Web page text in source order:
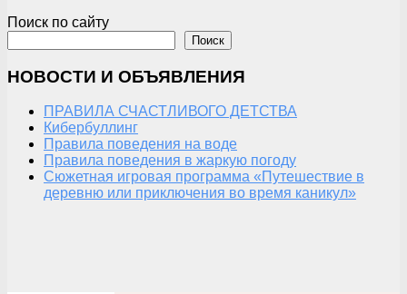
Поиск по сайту
Поиск
НОВОСТИ И ОБЪЯВЛЕНИЯ
ПРАВИЛА СЧАСТЛИВОГО ДЕТСТВА
Кибербуллинг
Правила поведения на воде
Правила поведения в жаркую погоду
Сюжетная игровая программа «Путешествие в
деревню или приключения во время каникул»